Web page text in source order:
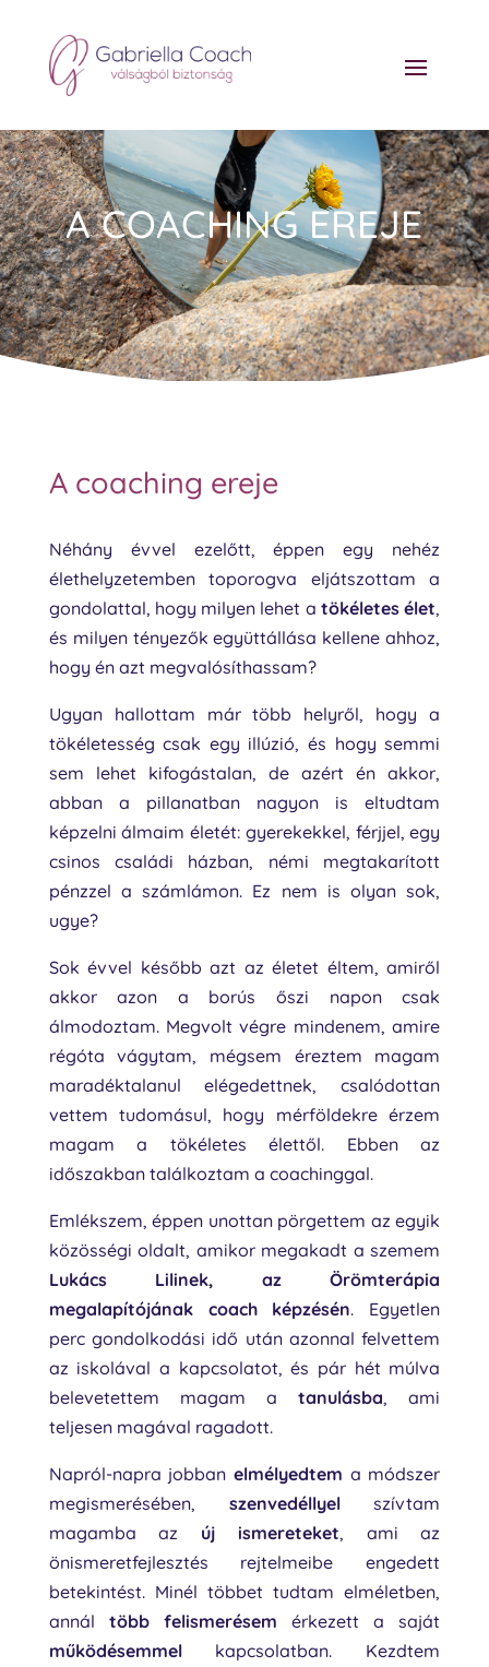
A COACHING EREJE
A coaching ereje
Néhány évvel ezelőtt, éppen egy nehéz
élethelyzetemben toporogva eljátszottam a
gondolattal, hogy milyen lehet a tökéletes élet,
és milyen tényezők együttállása kellene ahhoz,
hogy én azt megvalósíthassam?
Ugyan hallottam már több helyről, hogy a
tökéletesség csak egy illúzió, és hogy semmi
sem lehet kifogástalan, de azért én akkor,
abban a pillanatban nagyon is eltudtam
képzelni álmaim életét: gyerekekkel, férjjel, egy
csinos családi házban, némi megtakarított
pénzzel a számlámon. Ez nem is olyan sok,
ugye?
Sok évvel később azt az életet éltem, amiről
akkor azon a borús őszi napon csak
álmodoztam. Megvolt végre mindenem, amire
régóta vágytam, mégsem éreztem magam
maradéktalanul elégedettnek, csalódottan
vettem tudomásul, hogy mérföldekre érzem
magam a tökéletes élettől. Ebben az
időszakban találkoztam a coachinggal.
Emlékszem, éppen unottan pörgettem az egyik
közösségi oldalt, amikor megakadt a szemem
Lukács Lilinek, az Örömterápia
megalapítójának coach képzésén. Egyetlen
perc gondolkodási idő után azonnal felvettem
az iskolával a kapcsolatot, és pár hét múlva
belevetettem magam atanulásba, ami
teljesen magával ragadott.
Napról-napra jobban elmélyedtem a módszer
megismerésében, szenvedéllyelszívtam
magamba az új ismereteket, ami az
önismeretfejlesztés rejtelmeibe engedett
betekintést. Minél többet tudtam elméletben,
annál több felismerésem érkezett a saját
működésemmelkapcsolatban. Kezdtem